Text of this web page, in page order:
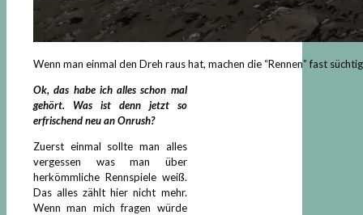
Wenn man einmal den Dreh raus hat, machen die “Rennen” fast
Ok, das habe ich alles schon mal
gehört. Was ist denn jetzt so
erfrischend neu an Onrush?
Zuerst einmal sollte man alles
vergessen was man über
herkömmliche Rennspiele weiß.
Das alles zählt hier nicht mehr.
Wenn man mich fragen würde